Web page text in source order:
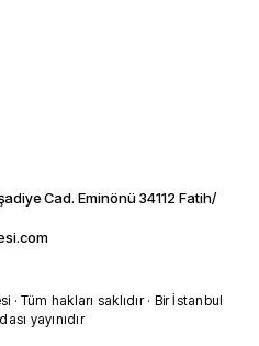
Cad. Eminönü 34112 Fatih/
Tüm hakları saklıdır · Bir İstanbul
yayınıdır